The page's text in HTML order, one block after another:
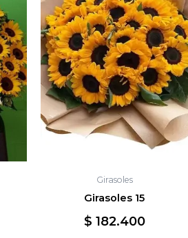
Girasoles
Girasoles 15
$ 182.400